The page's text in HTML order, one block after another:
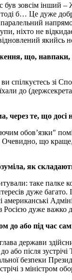
зовсім інший
б… Це дуже
ніхто не
якийсь
що, навпаки,
спілкуєтесь зі
до
те, що
обов’язки"
що
як
таке
дуже
американські
дуже важко
або під час
держави
або після
безпеки
з міністром